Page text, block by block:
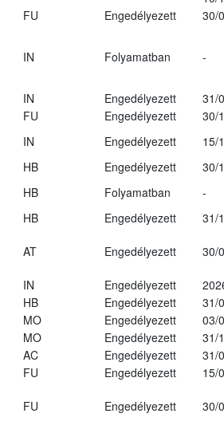
FU Engedélyezett
30/
IN Folyamatban -
IN Engedélyezett
31/
FU Engedélyezett
30/
IN Engedélyezett
15/
HB Engedélyezett
30/
HB Folyamatban
-
HB Engedélyezett
31/
AT Engedélyezett 30/
IN Engedélyezett
HB Engedélyezett
31/
MO Engedélyezett
03/
MO Engedélyezett
31/
AC Engedélyezett
31/
FU Engedélyezett
15/
FU Engedélyezett 30/